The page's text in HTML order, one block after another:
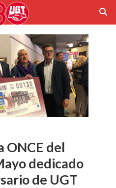
ONCE del
dedicado
de UGT